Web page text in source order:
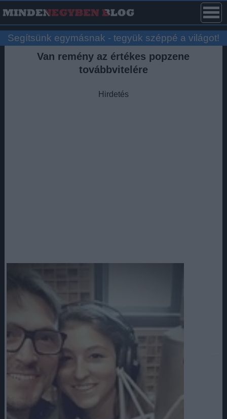
Segítsünk egymásnak - tegyük széppé a világot!
Van remény az értékes popzene
továbbvitelére
Hirdetés